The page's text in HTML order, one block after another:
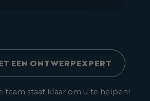
EEN ONTWERPEXPERT
team staat klaar om u te helpen!